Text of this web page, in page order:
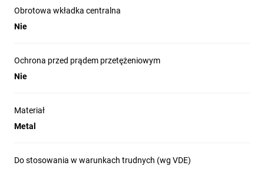
Obrotowa wkładka centralna
Nie
Ochrona przed prądem przetężeniowym
Nie
Materiał
Metal
Do stosowania w warunkach trudnych (wg VDE)